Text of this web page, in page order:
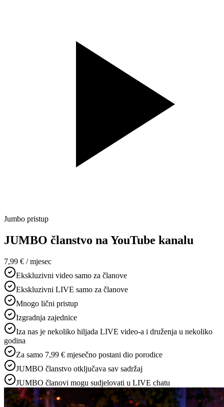
Jumbo pristup
JUMBO članstvo na YouTube kanalu
7,99 € / mjesec
Ekskluzivni video samo za članove
Ekskluzivni LIVE samo za članove
Mnogo lični pristup
Izgradnja zajednice
Iza nas je nekoliko hiljada LIVE video-a i druženja u nekoliko
godina
Za samo 7,99 € mjesečno postani dio porodice
JUMBO članstvo otključava sav sadržaj
JUMBO članovi mogu sudjelovati u LIVE chatu